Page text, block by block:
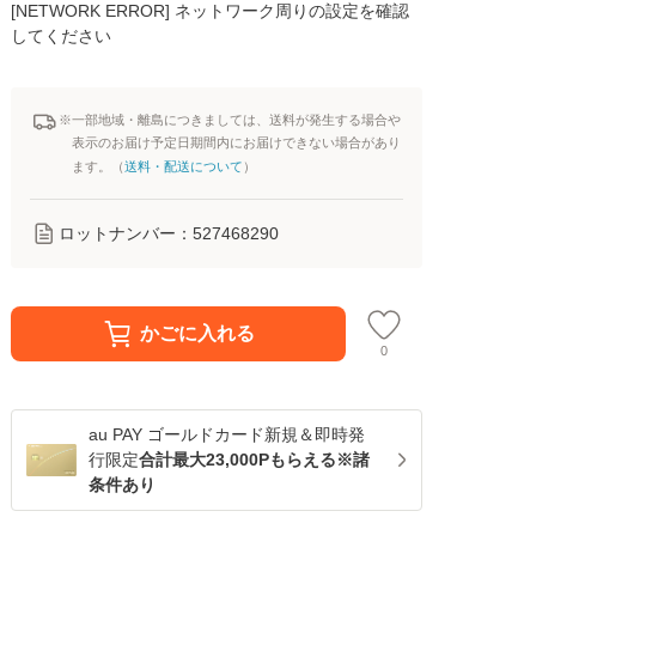
[NETWORK ERROR] ネットワーク周りの設定を確認
してください
※一部地域・離島につきましては、送料が発生する場合や
表示のお届け予定日期間内にお届けできない場合があり
ます。（送料・配送について ）
ロットナンバー： 527468290
かごに入れる
0
au PAY ゴールドカード新規＆即時発
行限定合計最大23,000Pもらえる※諸
条件あり